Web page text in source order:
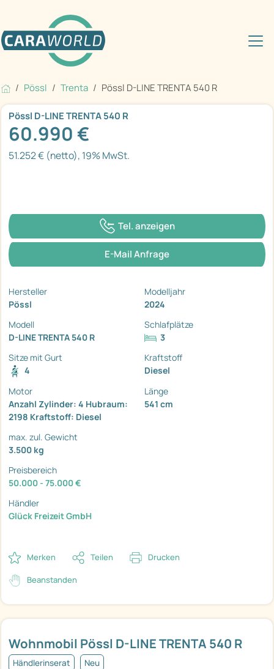
Pössl Trenta Pössl D-LINE TRENTA 540 R
Wohnmobil Pössl D-LINE TRENTA 540 R
Händlerinserat Neu
Pössl D-LINE TRENTA 540 R
60.990 €
51.252 € (netto), 19% MwSt.
Tel. anzeigen
E-Mail Anfrage
Hersteller
Pössl
Modelljahr
2024
Modell
D-LINE TRENTA 540 R
Schlafplätze
3
Sitze mit Gurt
4
Kraftstoff
Diesel
Motor
Anzahl Zylinder: 4 Hubraum:
2198 Kraftstoff: Diesel
Länge
541 cm
max. zul. Gewicht
3.500 kg
Preisbereich
50.000 - 75.000 €
Händler
Glück Freizeit GmbH
Merken Teilen Drucken
Beanstanden